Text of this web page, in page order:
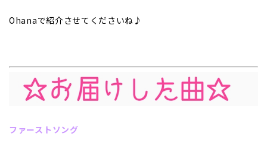
Ohanaで紹介させてくださいね♪
ファーストソング